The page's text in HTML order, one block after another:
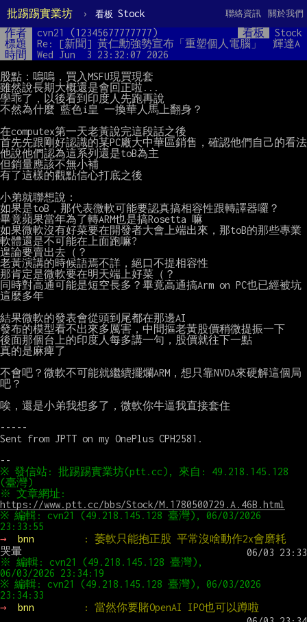
批踢踢實業坊 › 看板 Stock 關於我們
聯絡資訊
作者 cvn21 (12345677777777) 看板
Stock
標題
Re: [新聞] 黃仁勳強勢宣布「重塑個人電腦」　輝達A
時間
Wed Jun  3 23:32:07 2026
股點：嗚嗚，買入MSFU現買現套
雖然說長期大概還是會回正啦...
學乖了，以後看到印度人先跑再說
不然為什麼 藍色i皇 一換華人馬上翻身？
在computex第一天老黃說完這段話之後
首先先跟剛好認識的某PC廠大中華區銷售，確認他們自己的看法
他說他們認為這系列還是toB為主
但銷量應該不無小補
有了這樣的觀點信心打底之後
小弟就聯想說：
如果是toB，那代表微軟可能要認真搞相容性跟轉譯器囉？
畢竟蘋果當年為了轉ARM也是搞Rosetta 嘛
如果微軟沒有好菜要在開發者大會上端出來，那toB的那些專業
軟體還是不可能在上面跑嘛?
遑論要賣出去（？
老黃演講的時候語焉不詳，絕口不提相容性
那肯定是微軟要在明天端上好菜（？
同時對高通可能是短空長多？畢竟高通搞Arm on PC也已經被坑
這麼多年
結果微軟的發表會從頭到尾都在那邊AI
發布的模型看不出來多厲害，中間摳老黃股價稍微提振一下
後面那個台上的印度人每多講一句，股價就往下一點
真的是麻痺了
不會吧？微軟不可能就繼續擺爛ARM，想只靠NVDA來硬解這個局
吧？
唉，還是小弟我想多了，微軟你牛逼我直接套住
-----
Sent from JPTT on my OnePlus CPH2581.
※ 發信站: 批踢踢實業坊(ptt.cc), 來自: 49.218.145.128
https://www.ptt.cc/bbs/Stock/M.1780500729.A.46B.html
※ 編輯: cvn21 (49.218.145.128 臺灣), 06/03/2026
→
bnn
: 萎軟只能抱正股 平常沒啥動作2x會磨耗
※ 編輯: cvn21 (49.218.145.128 臺灣),
※ 編輯: cvn21 (49.218.145.128 臺灣), 06/03/2026
→
bnn : 當然你要賭OpenAI IPO也可以蹲啦